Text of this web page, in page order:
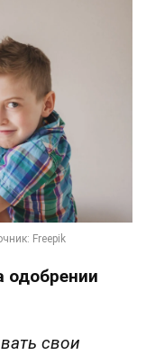
одобрении
свои